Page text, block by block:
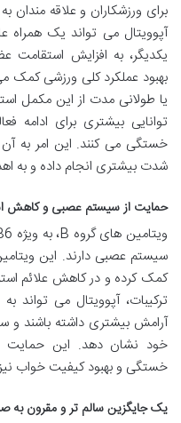
برای ورزشکاران و علاقه
آپوویتال می تواند یک همراه
یکدیگر، به افزایش
بهبود عملکرد کلی ورزشی کمک
یا طولانی مدت از این مکمل
توانایی بیشتری برای ادامه
خستگی می کنند. این امر به آن
شدت بیشتری انجام داده و به
حمایت از سیستم عصبی و کاهش
سیستم عصبی دارند. این
کمک کرده و در کاهش علائم
ترکیبات، آپوویتال می تواند
آرامش بیشتری داشته باشند و
خود نشان دهد. این حمایت
خستگی و بهبود کیفیت خواب
یک جایگزین سالم تر و مقرون به